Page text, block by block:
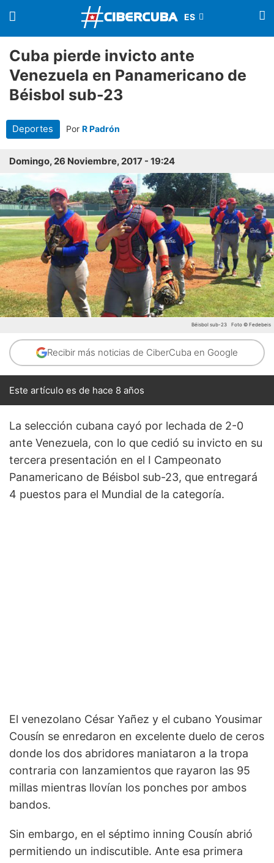
Cuba pierde invicto ante
Venezuela en Panamericano de
Béisbol sub-23
Deportes Por R Padrón
Domingo, 26 Noviembre, 2017 - 19:24
Béisbol sub-23 Foto © Fedebeis
Recibir más noticias de CiberCuba en Google
Este artículo es de hace 8 años
La selección cubana cayó por lechada de 2-0
ante Venezuela, con lo que cedió su invicto en su
tercera presentación en el I Campeonato
Panamericano de Béisbol sub-23, que entregará
4 puestos para el Mundial de la categoría.
El venezolano César Yañez y el cubano Yousimar
Cousín se enredaron en excelente duelo de ceros
donde los dos abridores maniataron a la tropa
contraria con lanzamientos que rayaron las 95
millas mientras llovían los ponches por ambos
bandos.
Sin embargo, en el séptimo inning Cousín abrió
permitiendo un indiscutible. Ante esa primera